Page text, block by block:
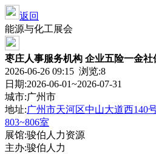
返回
能源与化工展会
枣庄人事服务机构 企业五险一金
2026-06-26 09:15 浏览:8
日期:2026-06-01~2026-07-31
城市:广州市
地址:广州市天河区中山大道西140
803~806室
展馆:骏伯人力资源
主办:骏伯人力